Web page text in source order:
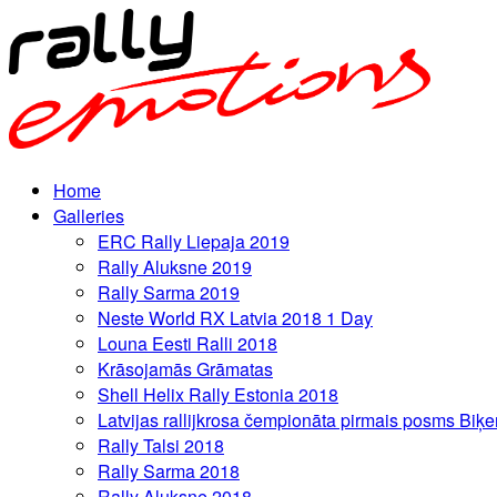
Home
Galleries
ERC Rally Liepaja 2019
Rally Aluksne 2019
Rally Sarma 2019
Neste World RX Latvia 2018 1 Day
Louna Eesti Ralli 2018
Krāsojamās Grāmatas
Shell Helix Rally Estonia 2018
Latvijas rallijkrosa čempionāta pirmais posms
Rally Talsi 2018
Rally Sarma 2018